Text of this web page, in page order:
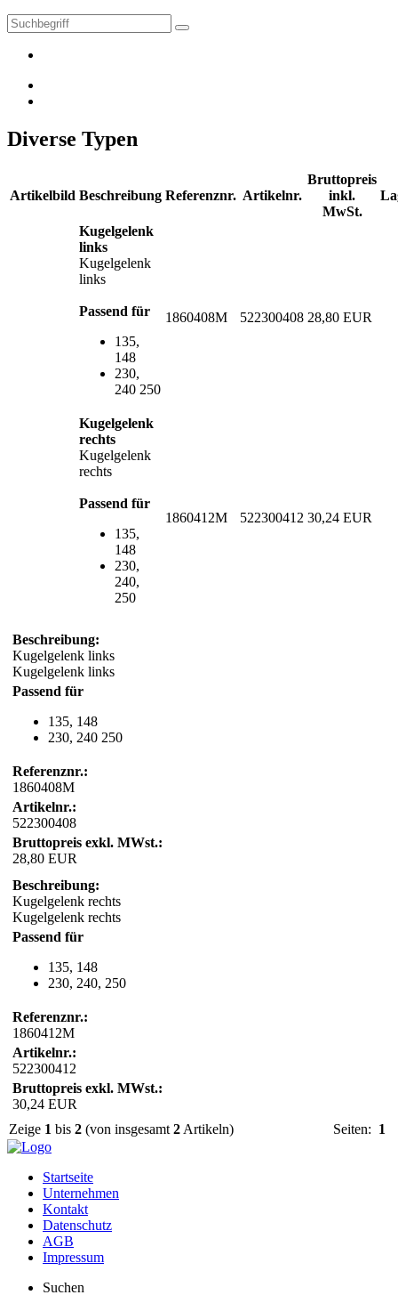
Diverse Typen
Artikelbild Beschreibung Referenznr. Artikelnr.
Bruttopreis
inkl.
MwSt.
Kugelgelenk
links
Kugelgelenk
links
Passend für
135,
148
230,
240 250
1860408M 522300408 28,80 EUR
Kugelgelenk
rechts
Kugelgelenk
rechts
Passend für
135,
148
230,
240,
250
1860412M 522300412 30,24 EUR
Beschreibung:
Kugelgelenk links
Kugelgelenk links
Passend für
135, 148
230, 240 250
Referenznr.:
1860408M
Artikelnr.:
522300408
Bruttopreis exkl. MWst.:
28,80 EUR
Beschreibung:
Kugelgelenk rechts
Kugelgelenk rechts
Passend für
135, 148
230, 240, 250
Referenznr.:
1860412M
Artikelnr.:
522300412
Bruttopreis exkl. MWst.:
30,24 EUR
Zeige 1 bis 2 (von insgesamt 2 Artikeln) Seiten: 1
Startseite
Unternehmen
Kontakt
Datenschutz
AGB
Impressum
Suchen